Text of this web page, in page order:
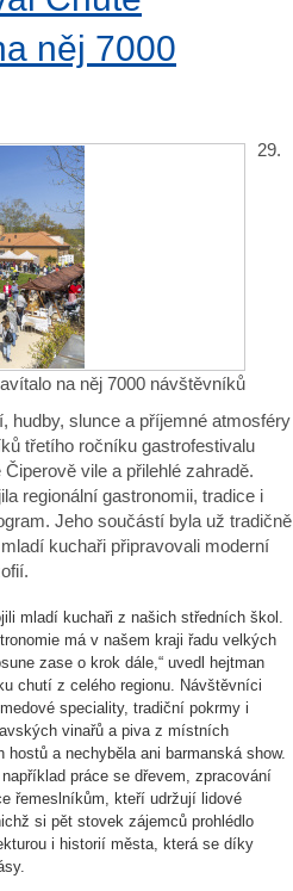
něj 7000
na něj 7000 návštěvníků
29.
hudby, slunce a příjemné atmosféry
třetího ročníku gastrofestivalu
vile a přilehlé zahradě.
regionální gastronomii, tradice i
Jeho součástí byla už tradičně
kuchaři připravovali moderní
mladí kuchaři z našich středních škol.
má v našem kraji řadu velkých
zase o krok dále,“ uvedl hejtman
chutí z celého regionu. Návštěvníci
speciality, tradiční pokrmy i
vinařů a piva z místních
a nechyběla ani barmanská show.
práce se dřevem, zpracování
řemeslníkům, kteří udržují lidové
si pět stovek zájemců prohlédlo
i historií města, která se díky